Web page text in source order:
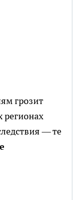
грозит
регионах
— те